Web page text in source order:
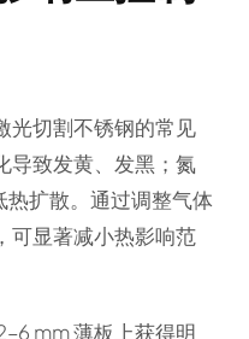
光切割不锈钢的常见
导致发黄、发黑；氮
热扩散。通过调整气体
，可显著减小热影响范
mm 薄板上获得明